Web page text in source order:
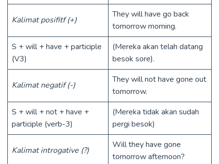
Kalimat posifitf (+)
They will have go back
tomorrow morning.
S + will + have + participle
(V3)
(Mereka akan telah datang
besok sore).
Kalimat negatif (-)
They will not have gone out
tomorrow.
S + will + not + have +
participle (verb-3)
(Mereka tidak akan sudah
pergi besok)
Kalimat introgative (?)
Will they have gone
tomorrow afternoon?